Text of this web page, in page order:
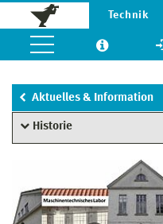
Technik
Aktuelles & Information
Historie